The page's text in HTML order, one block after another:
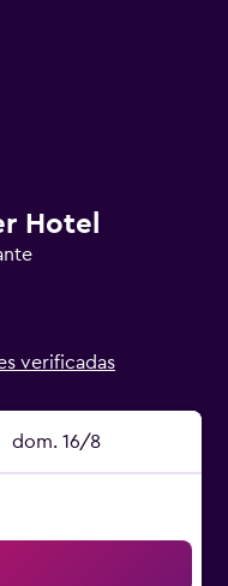
Hotel
verificadas
dom. 16/8